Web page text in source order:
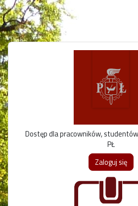
Przejdź do głównej zawartości
Dostęp dla pracowników,
PŁ